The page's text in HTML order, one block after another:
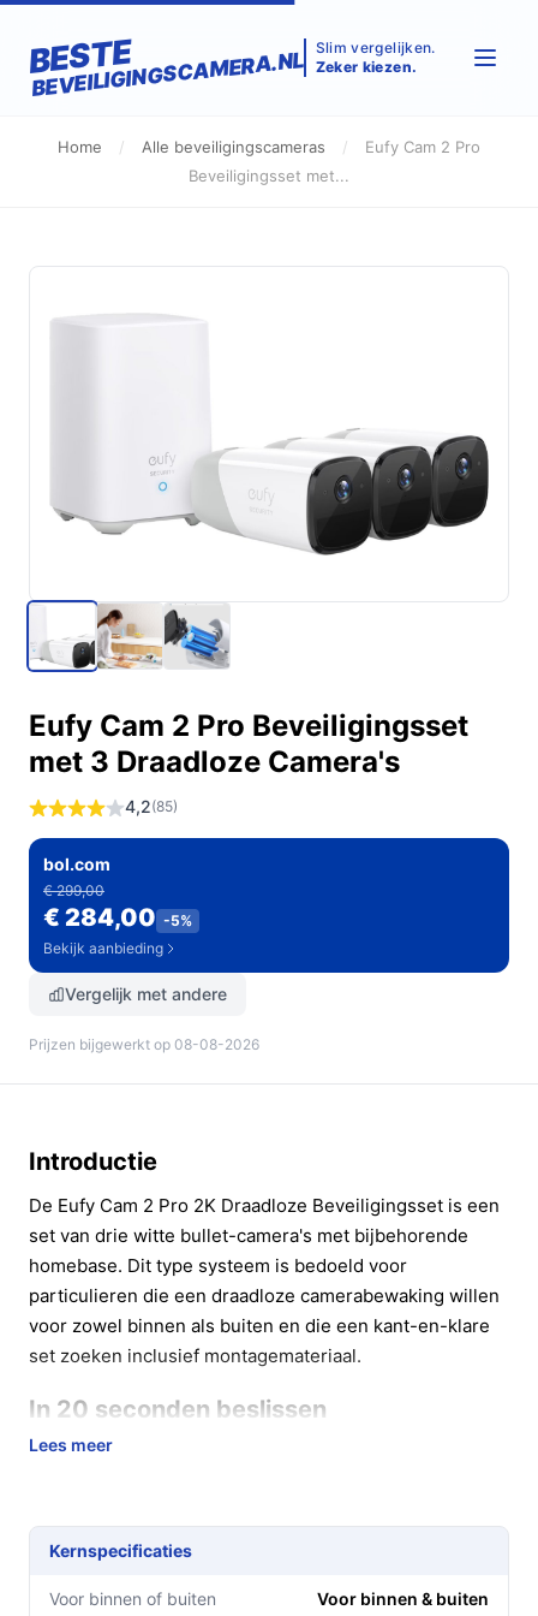
BESTE
BEVEILIGINGSCAMERA.NL Slim vergelijken.
Zeker kiezen.
Home / Alle beveiligingscameras /
Eufy Cam 2 Pro
Beveiligingsset met...
Eufy Cam 2 Pro Beveiligingsset
met 3 Draadloze Camera's
4,2(85)
bol.com
€ 299,00
€ 284,00 -5%
Bekijk aanbieding
Vergelijk met andere
Prijzen bijgewerkt op 08-08-2026
Introductie
De Eufy Cam 2 Pro 2K Draadloze Beveiligingsset is een
set van drie witte bullet-camera's met bijbehorende
homebase. Dit type systeem is bedoeld voor
particulieren die een draadloze camerabewaking willen
voor zowel binnen als buiten en die een kant-en-klare
set zoeken inclusief montagemateriaal.
In 20 seconden beslissen
Kopen als:
muurbeugel en montagemateriaal.
van stroom worden voorzien of hoe opslag en
Lees meer
Kernspecificaties
Voor binnen of buiten Voor binnen & buiten